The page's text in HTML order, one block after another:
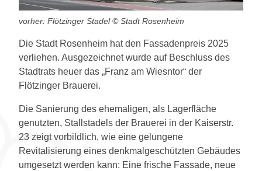
vorher: Flötzinger Stadel © Stadt Rosenheim
Die Stadt Rosenheim hat den Fassadenpreis 2025
verliehen. Ausgezeichnet wurde auf Beschluss des
Stadtrats heuer das „Franz am Wiesntor“ der
Flötzinger Brauerei.
Die Sanierung des ehemaligen, als Lagerfläche
genutzten, Stallstadels der Brauerei in der Kaiserstr.
23 zeigt vorbildlich, wie eine gelungene
Revitalisierung eines denkmalgeschützten Gebäudes
umgesetzt werden kann: Eine frische Fassade, neue